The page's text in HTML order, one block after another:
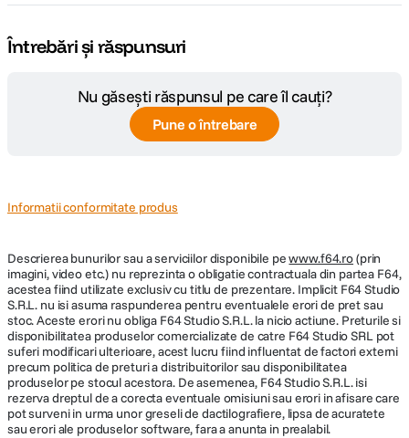
Întrebări și răspunsuri
Nu găsești răspunsul pe care îl cauți?
Pune o întrebare
Informatii conformitate produs
Descrierea bunurilor sau a serviciilor disponibile pewww.f64.ro(prin
imagini, video etc.) nu reprezinta o obligatie contractuala din partea F64,
acestea fiind utilizate exclusiv cu titlu de prezentare. Implicit F64 Studio
S.R.L. nu isi asuma raspunderea pentru eventualele erori de pret sau
stoc. Aceste erori nu obliga F64 Studio S.R.L. la nicio actiune. Preturile si
disponibilitatea produselor comercializate de catre F64 Studio SRL pot
suferi modificari ulterioare, acest lucru fiind influentat de factori externi
precum politica de preturi a distribuitorilor sau disponibilitatea
produselor pe stocul acestora. De asemenea, F64 Studio S.R.L. isi
rezerva dreptul de a corecta eventuale omisiuni sau erori in afisare care
pot surveni in urma unor greseli de dactilografiere, lipsa de acuratete
sau erori ale produselor software, fara a anunta in prealabil.